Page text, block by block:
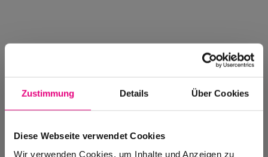
Zustimmung Details Über Cookies
Diese Webseite verwendet Cookies
Wir verwenden Cookies, um Inhalte und Anzeigen zu